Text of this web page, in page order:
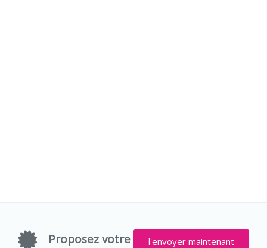
l'envoyer maintenant
Proposez votre